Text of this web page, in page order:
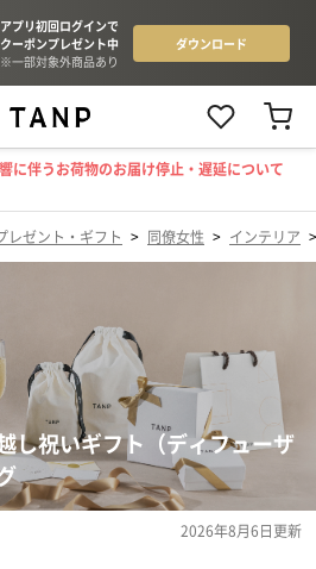
に伴うお荷物のお届け停止・遅延について
レゼント・ギフト > 同僚女性 > インテリア
し祝いギフト（ディフューザ
2026年8月6日更新